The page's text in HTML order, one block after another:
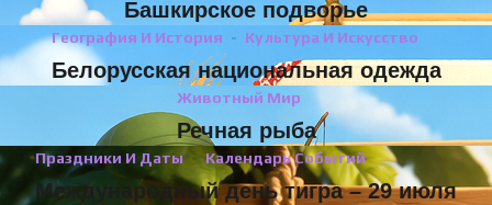
Башкирское подворье
География И История Культура И Искусство
Белорусская национальная одежда
Животный Мир
Речная рыба
Праздники И Даты Календарь Событий
Международный день тигра – 29 июля